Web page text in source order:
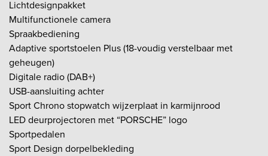
Lichtdesignpakket
Multifunctionele camera
Spraakbediening
Adaptive sportstoelen Plus (18-voudig verstelbaar met
geheugen)
Digitale radio (DAB+)
USB-aansluiting achter
Sport Chrono stopwatch wijzerplaat in karmijnrood
LED deurprojectoren met “PORSCHE” logo
Sportpedalen
Sport Design dorpelbekleding